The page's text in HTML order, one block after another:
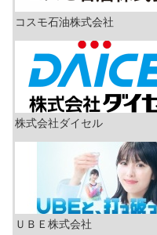
コスモ石油株式会社
株式会社ダイセル
ＵＢＥ株式会社